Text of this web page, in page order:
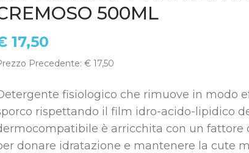
della
Ossigeno
dell’Udito
a
500ML
17,50
Precedente: € 17,50
fisiologico che rimuove in modo
rispettando il film idro-acido-lipidico
è arricchita con un fattore
donare idratazione e mantenere la cute